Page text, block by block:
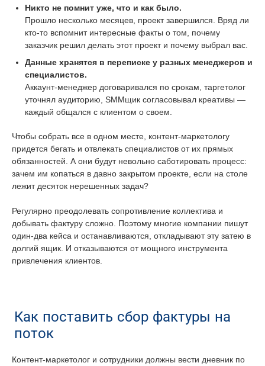
Никто не помнит уже, что и как было.
Прошло несколько месяцев, проект завершился. Вряд ли
кто-то вспомнит интересные факты о том, почему
заказчик решил делать этот проект и почему выбрал вас.
Данные хранятся в переписке у разных менеджеров и
специалистов.
Аккаунт-менеджер договаривался по срокам, таргетолог
уточнял аудиторию, SMMщик согласовывал креативы —
каждый общался с клиентом о своем.
Чтобы собрать все в одном месте, контент-маркетологу
придется бегать и отвлекать специалистов от их прямых
обязанностей. А они будут невольно саботировать процесс:
зачем им копаться в давно закрытом проекте, если на столе
лежит десяток нерешенных задач?
Регулярно преодолевать сопротивление коллектива и
добывать фактуру сложно. Поэтому многие компании пишут
один-два кейса и останавливаются, откладывают эту затею в
долгий ящик. И отказываются от мощного инструмента
привлечения клиентов.
Как поставить сбор фактуры на
поток
Контент-маркетолог и сотрудники должны вести дневник по